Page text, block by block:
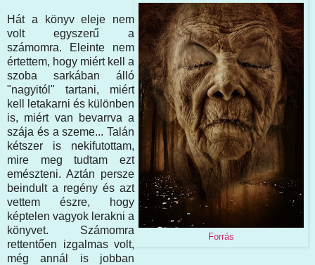
Forrás
Hát a könyv eleje nem
volt egyszerű a
számomra. Eleinte nem
értettem, hogy miért kell a
szoba sarkában álló
"nagyitól" tartani, miért
kell letakarni és különben
is, miért van bevarrva a
szája és a szeme... Talán
kétszer is nekifutottam,
mire meg tudtam ezt
emészteni. Aztán persze
beindult a regény és azt
vettem észre, hogy
képtelen vagyok lerakni a
könyvet. Számomra
rettentően izgalmas volt,
még annál is jobban